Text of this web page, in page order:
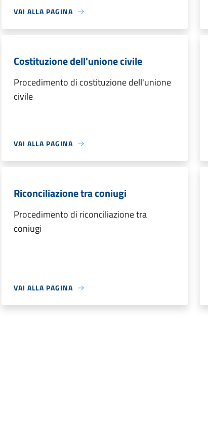
VAI ALLA PAGINA
Costituzione dell'unione civile
Procedimento di costituzione dell'unione
civile
VAI ALLA PAGINA
Riconciliazione tra coniugi
Procedimento di riconciliazione tra
coniugi
VAI ALLA PAGINA